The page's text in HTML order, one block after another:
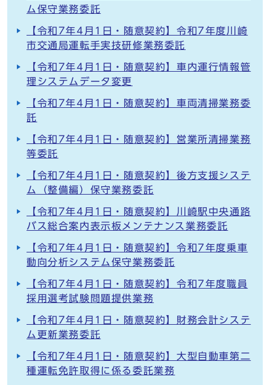
ム保守業務委託
【令和7年4月1日・随意契約】令和7年度川崎
市交通局運転手実技研修業務委託
【令和7年4月1日・随意契約】車内運行情報管
理システムデータ変更
【令和7年4月1日・随意契約】車両清掃業務委
託
【令和7年4月1日・随意契約】営業所清掃業務
等委託
【令和7年4月1日・随意契約】後方支援システ
ム（整備編）保守業務委託
【令和7年4月1日・随意契約】川崎駅中央通路
バス総合案内表示板メンテナンス業務委託
【令和7年4月1日・随意契約】令和7年度乗車
動向分析システム保守業務委託
【令和7年4月1日・随意契約】令和7年度職員
採用選考試験問題提供業務
【令和7年4月1日・随意契約】財務会計システ
ム更新業務委託
【令和7年4月1日・随意契約】大型自動車第二
種運転免許取得に係る委託業務